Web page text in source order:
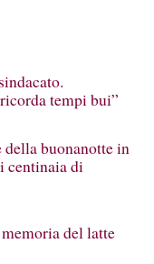
tempi bui”
della buonanotte in
centinaia di
del latte